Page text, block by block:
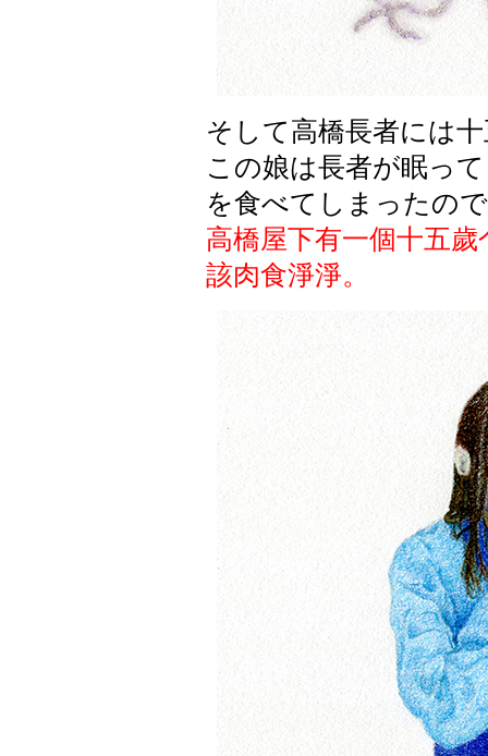
そして高橋長者には
この娘は長者が眠っ
を食べてしまったの
高橋屋下有一個十五
該肉食淨淨。